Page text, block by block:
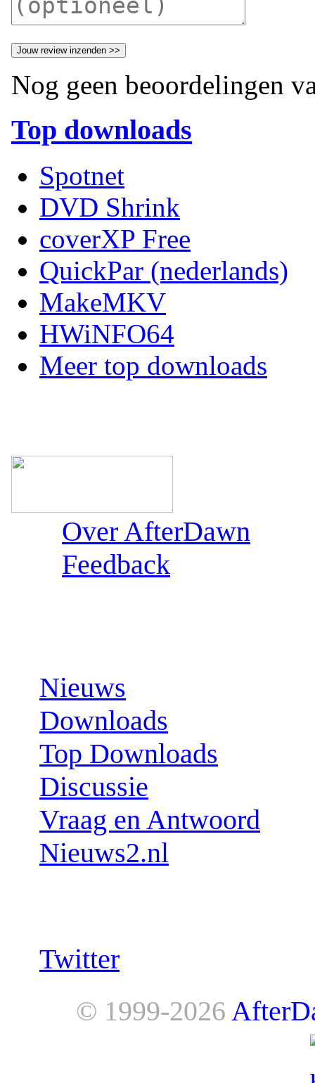
Nog geen beoordelingen
Top downloads
Spotnet
DVD Shrink
coverXP Free
QuickPar (nederlands)
MakeMKV
HWiNFO64
Meer top downloads
Over AfterDawn
Feedback
Nieuws
Downloads
Top Downloads
Discussie
Vraag en Antwoord
Nieuws2.nl
Twitter
© 1999-2026